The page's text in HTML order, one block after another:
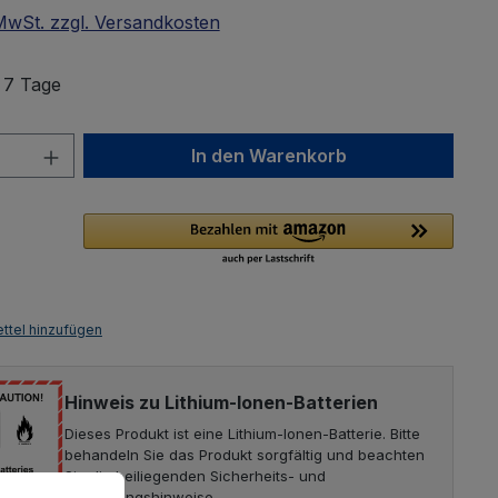
zzgl. Versandkosten
Tage
Anzahl: Gib den gewünschten Wert
In den Warenkorb
hinzufügen
Hinweis zu Lithium-Ionen-Batterien
Dieses Produkt ist eine Lithium-Ionen-Batterie. Bitte
behandeln Sie das Produkt sorgfältig und beachten
Sie die beiliegenden Sicherheits- und
zu können.
Mehr Informationen ...